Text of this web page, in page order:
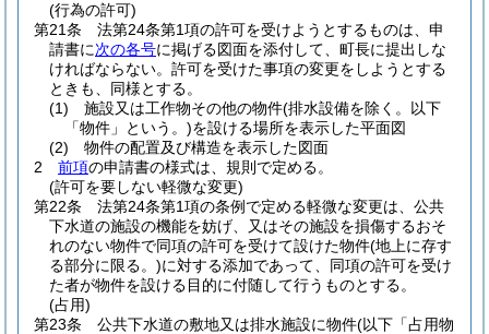
(行為の許可)
第21条
法第24条第1項の許可を受けようとするものは、申
請書に次の各号に掲げる図面を添付して、町長に提出しな
ければならない。 許可を受けた事項の変更をしようとする
ときも、同様とする。
(1)
施設又は工作物その他の物件(排水設備を除く。以下
「物件」という。)を設ける場所を表示した平面図
(2)
物件の配置及び構造を表示した図面
2
前項の申請書の様式は、規則で定める。
(許可を要しない軽微な変更)
第22条
法第24条第1項の条例で定める軽微な変更は、公共
下水道の施設の機能を妨げ、又はその施設を損傷するおそ
れのない物件で同項の許可を受けて設けた物件(地上に存す
る部分に限る。)に対する添加であって、同項の許可を受け
た者が物件を設ける目的に付随して行うものとする。
(占用)
第23条
公共下水道の敷地又は排水施設に物件(以下「占用物